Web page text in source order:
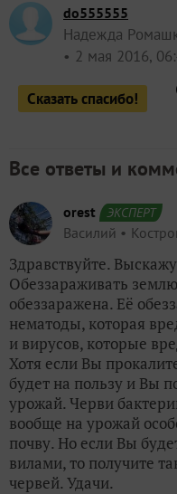
do555555
Надежда
2 мая 2016,
Сказать спасибо!
Все ответы и
orest ЭКСПЕРТ
Василий
Здравствуйте.
Обеззараживать
обеззаражена. Её
нематоды, которая
и вирусов, которые
Хотя если Вы
будет на пользу и Вы
урожай. Черви
вообще на урожай
почву. Но если Вы
вилами, то получите
червей. Удачи.